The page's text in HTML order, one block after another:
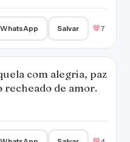
WhatsApp Salvar 7
com alegria, paz
recheado de amor.